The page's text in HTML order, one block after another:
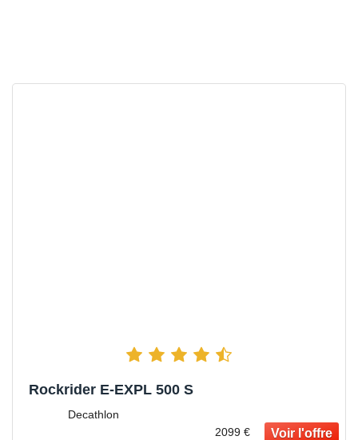
Rockrider E-EXPL 500 S
Decathlon
2099 €